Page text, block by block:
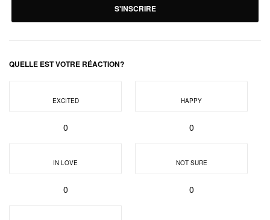
S'INSCRIRE
QUELLE EST VOTRE RÉACTION?
EXCITED
0
HAPPY
0
IN LOVE
0
NOT SURE
0